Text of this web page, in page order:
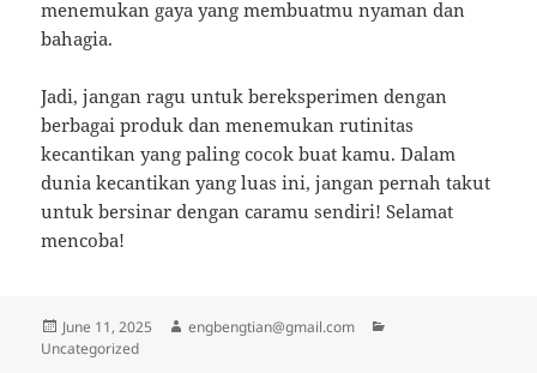
menemukan gaya yang membuatmu nyaman dan
bahagia.
Jadi, jangan ragu untuk bereksperimen dengan
berbagai produk dan menemukan rutinitas
kecantikan yang paling cocok buat kamu. Dalam
dunia kecantikan yang luas ini, jangan pernah takut
untuk bersinar dengan caramu sendiri! Selamat
mencoba!
Posted
on
June 11, 2025 Author
engbengtian@gmail.com
Uncategorized